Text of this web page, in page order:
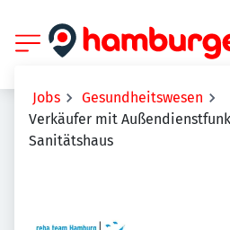
Jobs
Gesundheitswesen
Verkäufer mit
Sanitätshaus